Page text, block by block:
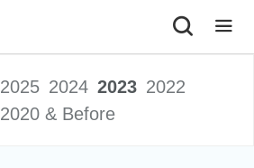
2025 2024 2023 2022
2020 & Before